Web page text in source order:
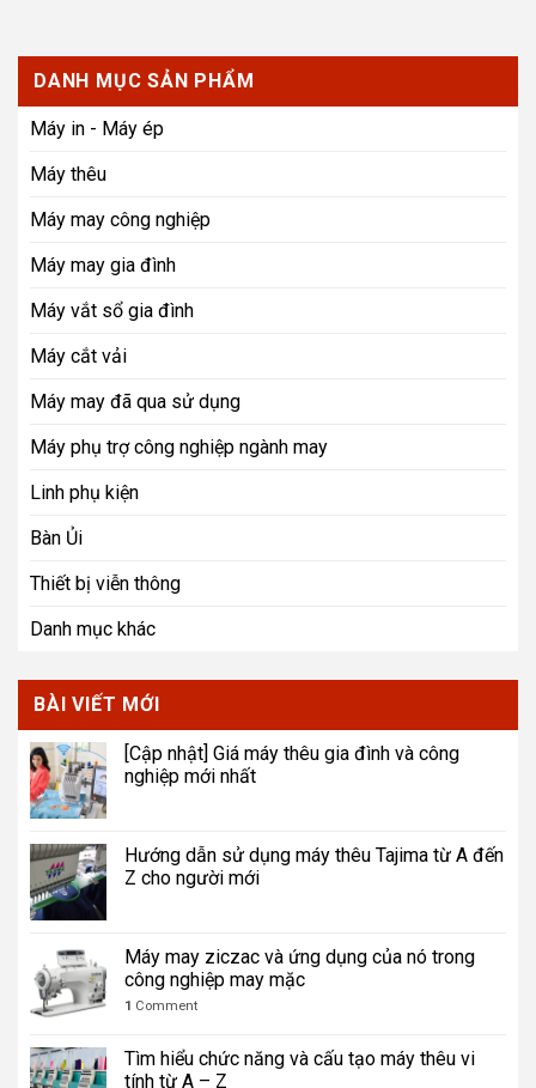
DANH MỤC SẢN PHẨM
Máy in - Máy ép
Máy thêu
Máy may công nghiệp
Máy may gia đình
Máy vắt sổ gia đình
Máy cắt vải
Máy may đã qua sử dụng
Máy phụ trợ công nghiệp ngành may
Linh phụ kiện
Bàn Ủi
Thiết bị viễn thông
Danh mục khác
BÀI VIẾT MỚI
[Cập nhật] Giá máy thêu gia đình và công
nghiệp mới nhất
Hướng dẫn sử dụng máy thêu Tajima từ A đến
Z cho người mới
Máy may ziczac và ứng dụng của nó trong
công nghiệp may mặc
1 Comment
Tìm hiểu chức năng và cấu tạo máy thêu vi
tính từ A – Z